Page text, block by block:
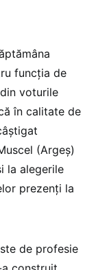
funcția de
voturile
în calitate de
(Argeș)
la alegerile
prezenți la
de profesie